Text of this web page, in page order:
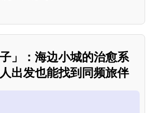
子」：海边小城的治愈系
出发也能找到同频旅伴